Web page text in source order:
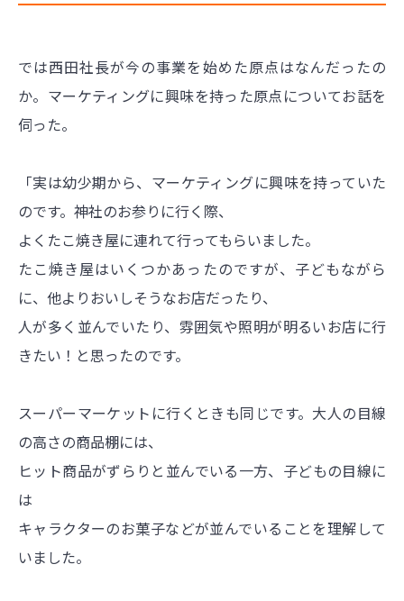
では西田社長が今の事業を始めた原点はなんだったの
か。マーケティングに興味を持った原点についてお話を
伺った。
「実は幼少期から、マーケティングに興味を持っていた
のです。神社のお参りに行く際、
よくたこ焼き屋に連れて行ってもらいました。
たこ焼き屋はいくつかあったのですが、子どもながら
に、他よりおいしそうなお店だったり、
人が多く並んでいたり、雰囲気や照明が明るいお店に行
きたい！と思ったのです。
スーパーマーケットに行くときも同じです。大人の目線
の高さの商品棚には、
ヒット商品がずらりと並んでいる一方、子どもの目線に
は
キャラクターのお菓子などが並んでいることを理解して
いました。